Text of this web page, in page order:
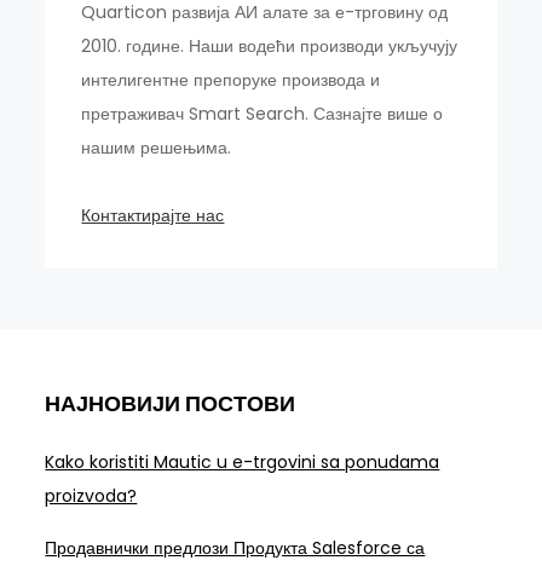
Quarticon развија АИ алате за е-трговину од
2010. године. Наши водећи производи укључују
интелигентне препоруке производа и
претраживач Smart Search. Сазнајте више о
нашим решењима.
Контактирајте нас
НАЈНОВИЈИ ПОСТОВИ
Kako koristiti Mautic u e-trgovini sa ponudama
proizvoda?
Продавнички предлози Продукта Salesforce са